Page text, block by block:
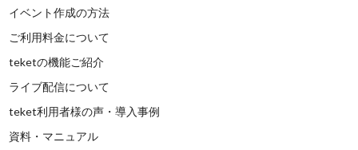
イベント作成の方法
ご利用料金について
teketの機能ご紹介
ライブ配信について
teket利用者様の声・導入事例
資料・マニュアル